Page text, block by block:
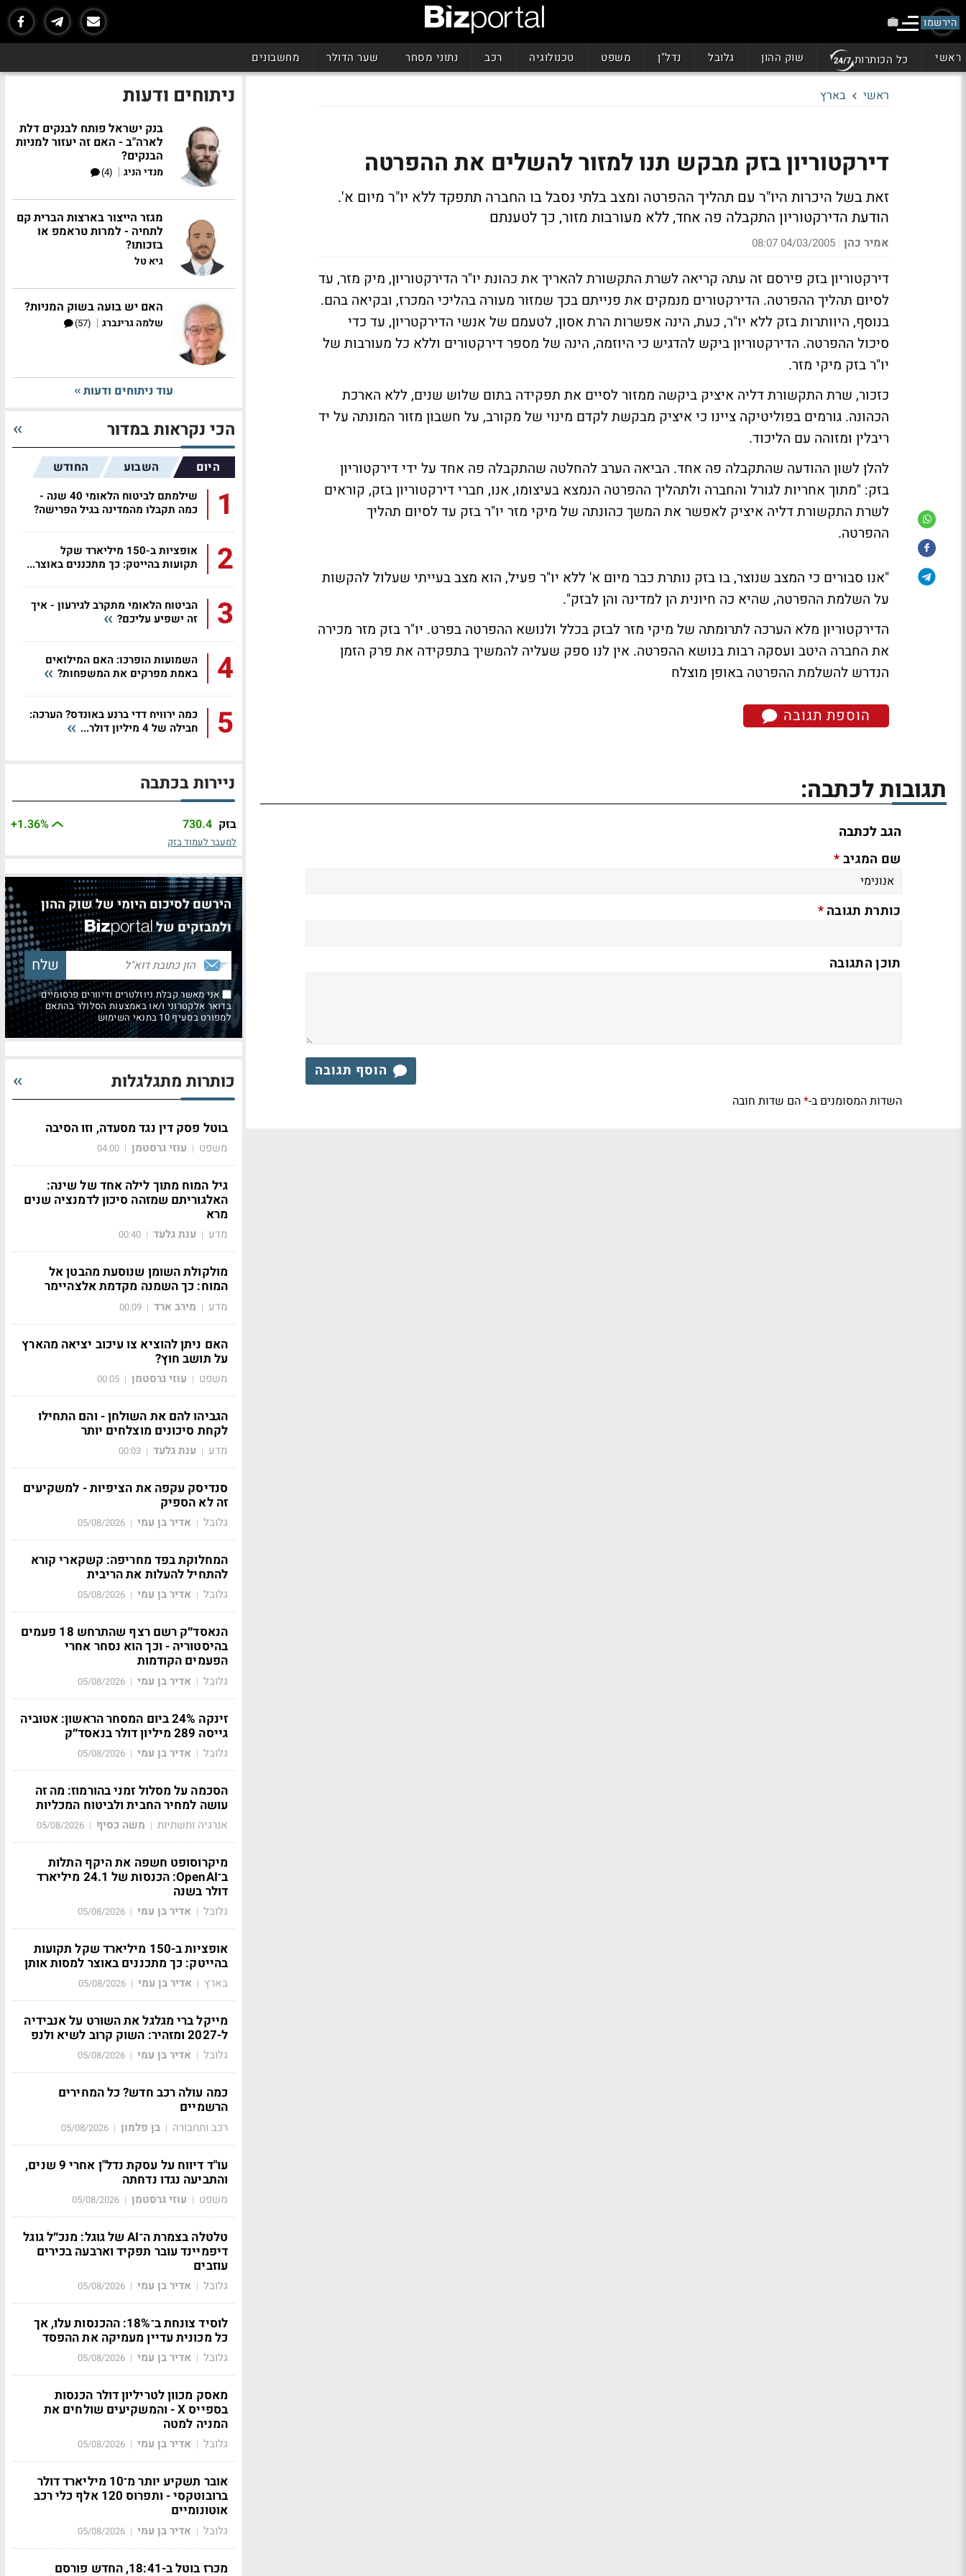
הירשמו
ראשי כל הכותרות שוק ההון גלובל נדל"ן משפט טכנולוגיה רכב נתוני מסחר שער הדולר מחשבונים
ראשי בארץ
דירקטוריון בזק מבקש תנו למזור להשלים את ההפרטה
זאת בשל היכרות היו"ר עם תהליך ההפרטה ומצב בלתי נסבל בו החברה תתפקד ללא יו"ר מיום א'.
הודעת הדירקטוריון התקבלה פה אחד, ללא מעורבות מזור, כך לטענתם
אמיר כהן |
04/03/2005 08:07
דירקטוריון בזק פירסם זה עתה קריאה לשרת התקשורת להאריך את כהונת יו"ר הדירקטוריון, מיק מזר, עד
לסיום תהליך ההפרטה. הדירקטורים מנמקים את פנייתם בכך שמזור מעורה בהליכי המכרז, ובקיאה בהם.
בנוסף, היוותרות בזק ללא יו"ר, כעת, הינה אפשרות הרת אסון, לטעמם של אנשי הדירקטריון, עד כדי
סיכול ההפרטה. הדירקטוריון ביקש להדגיש כי היוזמה, הינה של מספר דירקטורים וללא כל מעורבות של
יו"ר בזק מיקי מזר.
כזכור, שרת התקשורת דליה איציק ביקשה ממזור לסיים את תפקידה בתום שלוש שנים, ללא הארכת
הכהונה. גורמים בפוליטיקה ציינו כי איציק מבקשת לקדם מינוי של מקורב, על חשבון מזור המונתה על יד
ריבלין ומזוהה עם הליכוד.
להלן לשון ההודעה שהתקבלה פה אחד. הביאה הערב להחלטה שהתקבלה פה אחד על ידי דירקטוריון
בזק: "מתוך אחריות לגורל והחברה ולתהליך ההפרטה הנמצא בעיצומו, אנו, חברי דירקטוריון בזק, קוראים
לשרת התקשורת דליה איציק לאפשר את המשך כהונתה של מיקי מזר יו"ר בזק עד לסיום תהליך
ההפרטה.
"אנו סבורים כי המצב שנוצר, בו בזק נותרת כבר מיום א' ללא יו"ר פעיל, הוא מצב בעייתי שעלול להקשות
על השלמת ההפרטה, שהיא כה חיונית הן למדינה והן לבזק".
הדירקטוריון מלא הערכה לתרומתה של מיקי מזר לבזק בכלל ולנושא ההפרטה בפרט. יו"ר בזק מזר מכירה
את החברה היטב ועסקה רבות בנושא ההפרטה. אין לנו ספק שעליה להמשיך בתפקידה את פרק הזמן
הנדרש להשלמת ההפרטה באופן מוצלח
הוספת תגובה
תגובות לכתבה:
הגב לכתבה
שם המגיב*
כותרת תגובה*
תוכן התגובה
הוסף תגובה
השדות המסומנים ב-*הם שדות חובה
ניתוחים ודעות
בנק ישראל פותח לבנקים דלת
לארה"ב - האם זה יעזור למניות
הבנקים?
מנדי הניג |
(4)
מגזר הייצור בארצות הברית קם
לתחיה - למרות טראמפ או
בזכותו?
גיא טל
האם יש בועה בשוק המניות?
שלמה גרינברג |
(57)
עוד ניתוחים ודעות
הכי נקראות במדור
היום השבוע החודש
1
שילמתם לביטוח הלאומי 40 שנה -
כמה תקבלו מהמדינה בגיל הפרישה?
2
אופציות ב-150 מיליארד שקל
תקועות בהייטק: כך מתכננים באוצר...
3
הביטוח הלאומי מתקרב לגירעון - איך
זה ישפיע עליכם?
4
השמועות הופרכו: האם המילואים
באמת מפרקים את המשפחות?
5
כמה ירוויח דדי ברנע באונדס? הערכה:
חבילה של 4 מיליון דולר...
ניירות בכתבה
בזק 730.4
+1.36%
למעבר לעמוד בזק
הירשם לסיכום היומי של שוק ההון
ולמבזקים של
אני מאשר קבלת ניוזלטרים ודיוורים פרסומיים
בדואר אלקטרוני ו/או באמצעות הסלולר בהתאם
למפורט בסעיף 10 בתנאי השימוש
כותרות מתגלגלות
בוטל פסק דין נגד מסעדה, וזו הסיבה
משפט | עוזי גרסטמן |
04:00
גיל המוח מתוך לילה אחד של שינה:
האלגוריתם שמזהה סיכון לדמנציה שנים
מרא
מדע | ענת גלעד |
00:40
מולקולת השומן שנוסעת מהבטן אל
המוח: כך השמנה מקדמת אלצהיימר
מדע | מירב ארד |
00:09
האם ניתן להוציא צו עיכוב יציאה מהארץ
על תושב חוץ?
משפט | עוזי גרסטמן |
00:05
הגביהו להם את השולחן - והם התחילו
לקחת סיכונים מוצלחים יותר
מדע | ענת גלעד |
00:03
סנדיסק עקפה את הציפיות - למשקיעים
זה לא הספיק
גלובל | אדיר בן עמי |
05/08/2026
המחלוקת בפד מחריפה: קשקארי קורא
להתחיל להעלות את הריבית
גלובל | אדיר בן עמי |
05/08/2026
הנאסד״ק רשם רצף שהתרחש 18 פעמים
בהיסטוריה - וכך הוא נסחר אחרי
הפעמים הקודמות
גלובל | אדיר בן עמי |
05/08/2026
זינקה 24% ביום המסחר הראשון: אטוביה
גייסה 289 מיליון דולר בנאסד״ק
גלובל | אדיר בן עמי |
05/08/2026
הסכמה על מסלול זמני בהורמוז: מה זה
עושה למחיר החבית ולביטוח המכליות
אנרגיה ותשתיות | משה כסיף |
05/08/2026
מיקרוסופט חשפה את היקף התלות
ב־OpenAI: הכנסות של 24.1 מיליארד
דולר בשנה
גלובל | אדיר בן עמי |
05/08/2026
אופציות ב-150 מיליארד שקל תקועות
בהייטק: כך מתכננים באוצר למסות אותן
בארץ | אדיר בן עמי |
05/08/2026
מייקל ברי מגלגל את השורט על אנבידיה
ל-2027 ומזהיר: השוק קרוב לשיא ולנפ
גלובל | אדיר בן עמי |
05/08/2026
כמה עולה רכב חדש? כל המחירים
הרשמיים
רכב ותחבורה | בן פלמון |
05/08/2026
עו"ד דיווח על עסקת נדל"ן אחרי 9 שנים,
והתביעה נגדו נדחתה
משפט | עוזי גרסטמן |
05/08/2026
טלטלה בצמרת ה־AI של גוגל: מנכ״ל גוגל
דיפמיינד עובר תפקיד וארבעה בכירים
עוזבים
גלובל | אדיר בן עמי |
05/08/2026
לוסיד צונחת ב־18%: ההכנסות עלו, אך
כל מכונית עדיין מעמיקה את ההפסד
גלובל | אדיר בן עמי |
05/08/2026
מאסק מכוון לטריליון דולר הכנסות
בספייס X - והמשקיעים שולחים את
המניה למטה
גלובל | אדיר בן עמי |
05/08/2026
אובר תשקיע יותר מ־10 מיליארד דולר
ברובוטקסי - ותפרוס 120 אלף כלי רכב
אוטונומיים
גלובל | אדיר בן עמי |
05/08/2026
מכרז בוטל ב-18:41, החדש פורסם